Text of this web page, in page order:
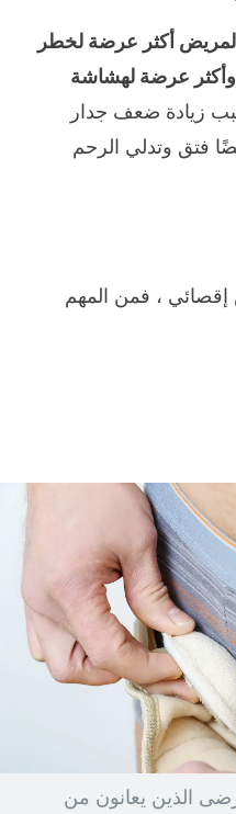
أكثر عرضة لخطر
وأكثر عرضة لهشاشة
زيادة ضعف جدار
فتق وتدلي الرحم
، فمن المهم
الذين يعانون من